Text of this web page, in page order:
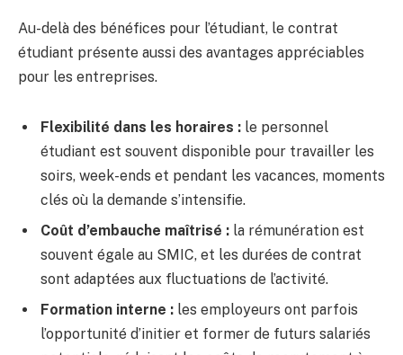
Au-delà des bénéfices pour l’étudiant, le contrat
étudiant présente aussi des avantages appréciables
pour les entreprises.
Flexibilité dans les horaires : le personnel
étudiant est souvent disponible pour travailler les
soirs, week-ends et pendant les vacances, moments
clés où la demande s’intensifie.
Coût d’embauche maîtrisé : la rémunération est
souvent égale au SMIC, et les durées de contrat
sont adaptées aux fluctuations de l’activité.
Formation interne : les employeurs ont parfois
l’opportunité d’initier et former de futurs salariés